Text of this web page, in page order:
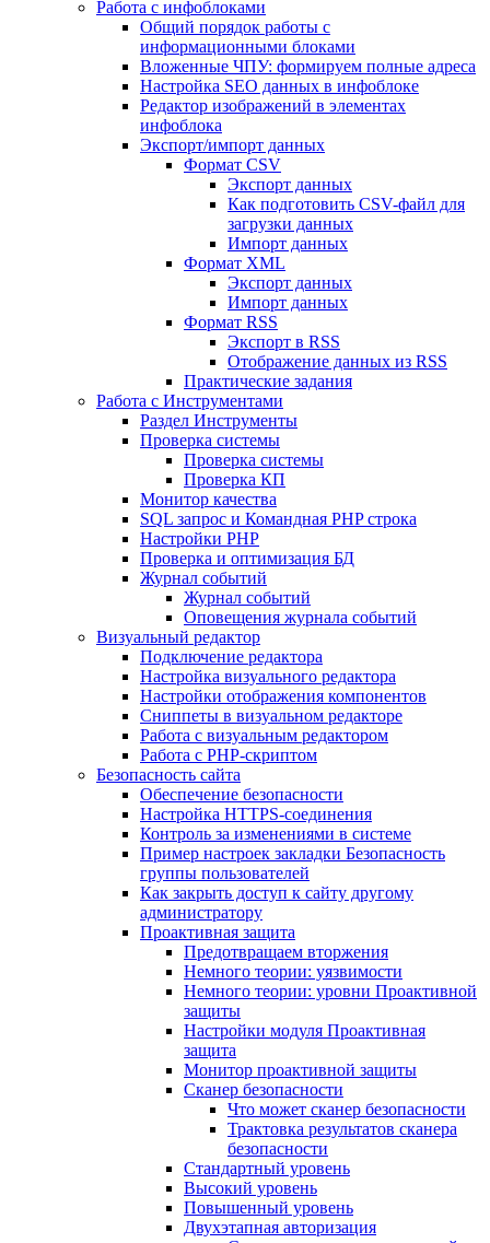
Работа с инфоблоками
Общий порядок работы с
информационными блоками
Вложенные ЧПУ: формируем полные адреса
Настройка SEO данных в инфоблоке
Редактор изображений в элементах
инфоблока
Экспорт/импорт данных
Формат CSV
Экспорт данных
Как подготовить CSV-файл для
загрузки данных
Импорт данных
Формат XML
Экспорт данных
Импорт данных
Формат RSS
Экспорт в RSS
Отображение данных из RSS
Практические задания
Работа с Инструментами
Раздел Инструменты
Проверка системы
Проверка системы
Проверка КП
Монитор качества
SQL запрос и Командная PHP строка
Настройки PHP
Проверка и оптимизация БД
Журнал событий
Журнал событий
Оповещения журнала событий
Визуальный редактор
Подключение редактора
Настройка визуального редактора
Настройки отображения компонентов
Сниппеты в визуальном редакторе
Работа с визуальным редактором
Работа с PHP-скриптом
Безопасность сайта
Обеспечение безопасности
Настройка HTTPS-соединения
Контроль за изменениями в системе
Пример настроек закладки Безопасность
группы пользователей
Как закрыть доступ к сайту другому
администратору
Проактивная защита
Предотвращаем вторжения
Немного теории: уязвимости
Немного теории: уровни Проактивной
защиты
Настройки модуля Проактивная
защита
Монитор проактивной защиты
Сканер безопасности
Что может сканер безопасности
Трактовка результатов сканера
безопасности
Стандартный уровень
Высокий уровень
Повышенный уровень
Двухэтапная авторизация